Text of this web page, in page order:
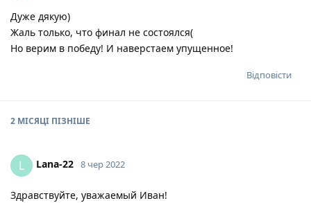
Дуже дякую)
Жаль только, что финал не состоялся(
Но верим в победу! И наверстаем упущенное!
Відповісти
2 МІСЯЦІ ПІЗНІШЕ
L Lana-22 8 чер 2022
Здравствуйте, уважаемый Иван!